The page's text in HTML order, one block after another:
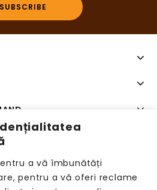
a vă îmbunătăți
pentru a vă oferi reclame
HAND